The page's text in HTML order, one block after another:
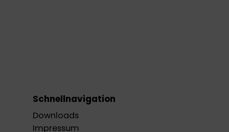
Schnellnavigation
Downloads
Impressum